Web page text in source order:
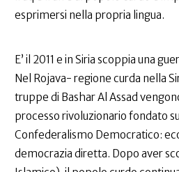
esprimersi nella propria lingua.
E’ il 2011 e in Siria scoppia una
Nel Rojava- regione curda nella
truppe di Bashar Al Assad
processo rivoluzionario fondato
Confederalismo Democratico:
democrazia diretta. Dopo aver